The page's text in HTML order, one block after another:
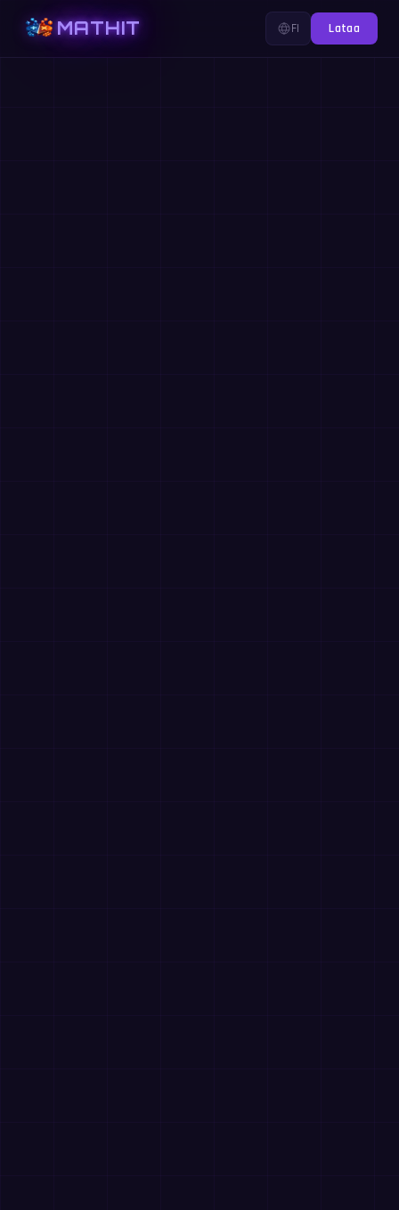
MATHIT FI Lataa